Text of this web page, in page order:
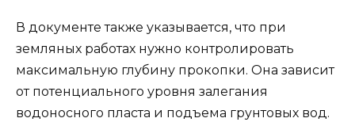
В документе также указывается, что при
земляных работах нужно контролировать
максимальную глубину прокопки. Она зависит
от потенциального уровня залегания
водоносного пласта и подъема грунтовых вод.